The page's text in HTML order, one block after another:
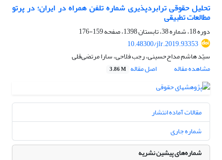
تحلیل حقوقی ترابردپذیری شماره تلفن همراه در ایران؛ در پرتو
مطالعات تطبیقی
دوره 18، شماره 38، تابستان 1398، صفحه
159-176
10.48300/jlr.2019.93353
سیّد هاشم مداح‌حسینی، رجب فلاحی، سارا مرتضی‌قلی
مشاهده مقاله
اصل مقاله 3.86 M
مقالات آماده انتشار
شماره جاری
شماره‌های پیشین نشریه